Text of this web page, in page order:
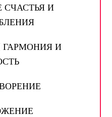
СЧАСТЬЯ И
ГАРМОНИЯ И